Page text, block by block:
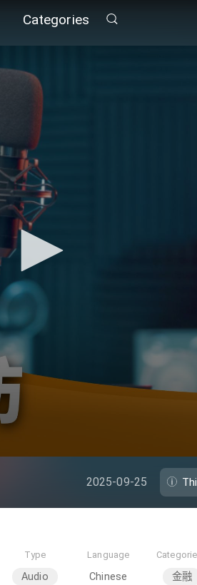
Categories
2025-09-25
Type
Audio
Language
Chinese 金融